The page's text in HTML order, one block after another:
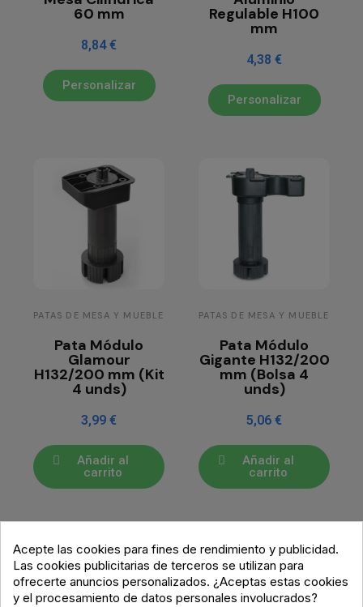
60 mm
8,84 €
Personalizar
Regulable H100
mm
4,38 €
Personalizar
PATAS DE MESA Y MUEBLE
Pata Módulo
Glamour
H132/200 mm (Kit
4 unds)
3,99 €
Añadir al
carrito
PATAS DE MESA Y MUEBLE
Pata Módulo
Gigante H132/200
mm (Bolsa 4
unds)
5,06 €
Añadir al
carrito
Acepte las cookies para fines de rendimiento y publicidad.
Las cookies publicitarias de terceros se utilizan para
ofrecerte anuncios personalizados. ¿Aceptas estas cookies
y el procesamiento de datos personales involucrados?